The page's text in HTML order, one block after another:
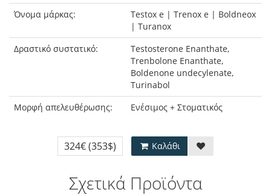
Όνομα μάρκας:
Testox e | Trenox e | Boldneox
| Turanox
Δραστικό συστατικό:
Testosterone Enanthate,
Trenbolone Enanthate,
Boldenone undecylenate,
Turinabol
Μορφή απελευθέρωσης:
Ενέσιμος + Στοματικός
324€(353$) Καλάθι
Σχετικά Προϊόντα